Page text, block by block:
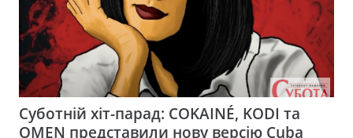
Суботній хіт-парад: COKAINÉ, KODI та
OMEN представили нову версію Cuba